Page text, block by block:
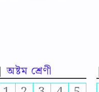
অষ্টম শ্রেণী